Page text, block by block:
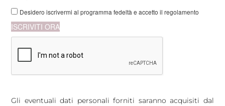
Gli eventuali dati personali forniti saranno acquisiti dal